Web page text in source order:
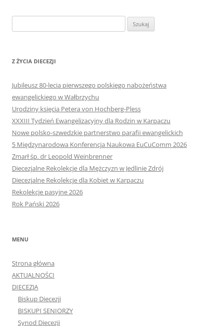
Z ŻYCIA DIECEZJI
Jubileusz 80-lecia pierwszego polskiego nabożeństwa
ewangelickiego w Wałbrzychu
Urodziny księcia Petera von Hochberg-Pless
XXXIII Tydzień Ewangelizacyjny dla Rodzin w Karpaczu
Nowe polsko-szwedzkie partnerstwo parafii ewangelickich
5 Międzynarodowa Konferencja Naukowa EuCuComm 2026
Zmarł śp. dr Leopold Weinbrenner
Diecezjalne Rekolekcje dla Mężczyzn w Jedlinie Zdrój
Diecezjalne Rekolekcje dla Kobiet w Karpaczu
Rekolekcje pasyjne 2026
Rok Pański 2026
MENU
Strona główna
AKTUALNOŚCI
DIECEZJA
Biskup Diecezji
BISKUPI SENIORZY
Synod Diecezji